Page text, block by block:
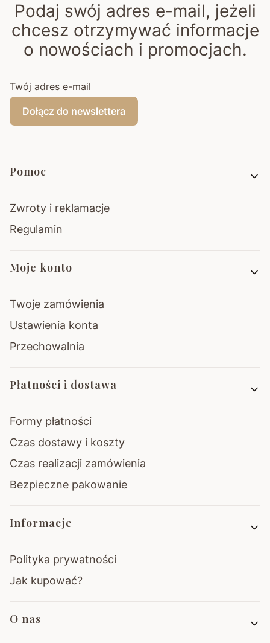
Podaj swój adres e-mail, jeżeli
chcesz otrzymywać informacje
o nowościach i promocjach.
Twój adres e-mail
Dołącz do newslettera
Linki w stopce
Pomoc
Zwroty i reklamacje
Regulamin
Moje konto
Twoje zamówienia
Ustawienia konta
Przechowalnia
Płatności i dostawa
Formy płatności
Czas dostawy i koszty
Czas realizacji zamówienia
Bezpieczne pakowanie
Informacje
Polityka prywatności
Jak kupować?
O nas